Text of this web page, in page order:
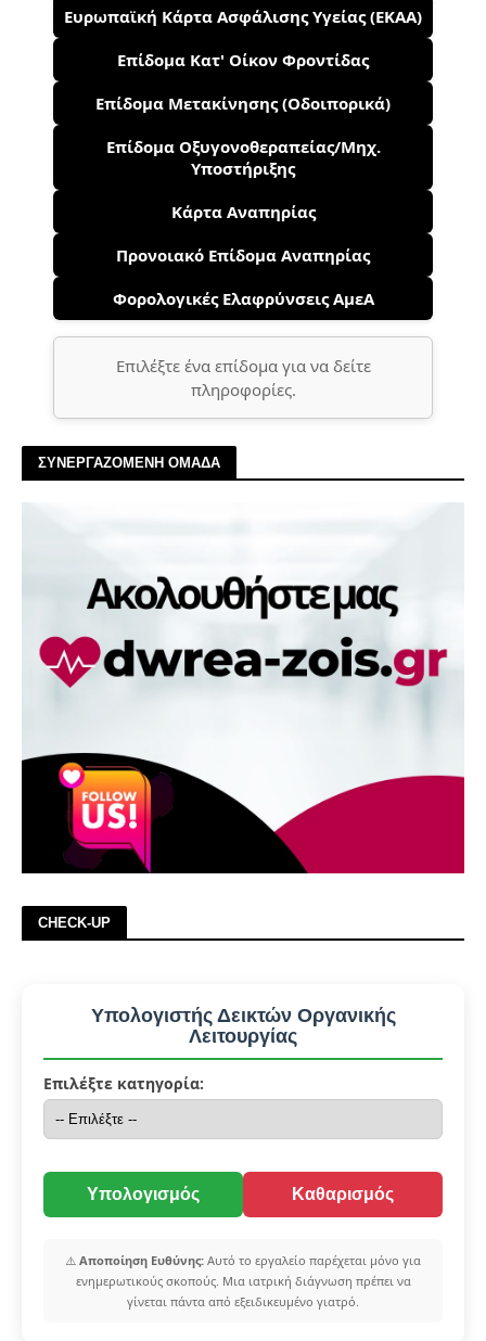
Ευρωπαϊκή Κάρτα Ασφάλισης Υγείας (ΕΚΑΑ)
Επίδομα Κατ' Οίκον Φροντίδας
Επίδομα Μετακίνησης (Οδοιπορικά)
Επίδομα Οξυγονοθεραπείας/Μηχ.
Υποστήριξης
Κάρτα Αναπηρίας
Προνοιακό Επίδομα Αναπηρίας
Φορολογικές Ελαφρύνσεις ΑμεΑ
Επιλέξτε ένα επίδομα για να δείτε
πληροφορίες.
ΣΥΝΕΡΓΑΖΟΜΕΝΗ ΟΜΑΔΑ
CHECK-UP
Υπολογιστής Δεικτών Οργανικής
Λειτουργίας
Επιλέξτε κατηγορία:
Υπολογισμός Καθαρισμός
⚠️ Αποποίηση Ευθύνης: Αυτό το εργαλείο παρέχεται μόνο για
ενημερωτικούς σκοπούς. Μια ιατρική διάγνωση πρέπει να
γίνεται πάντα από εξειδικευμένο γιατρό.